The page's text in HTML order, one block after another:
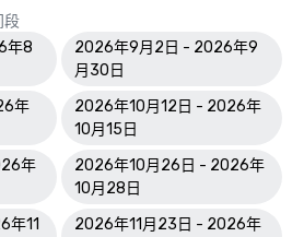
段
年8
2026年9月2日 - 2026年9
月30日
年
2026年10月12日 - 2026年
10月15日
年
2026年10月26日 - 2026年
10月28日
年11
2026年11月23日 - 2026年